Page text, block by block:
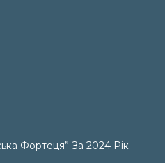
Фортеця” За 2024 Рік